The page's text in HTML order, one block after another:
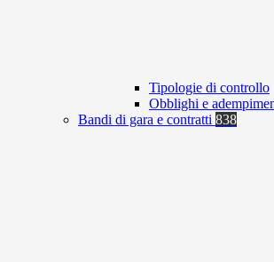
Tipologie di controllo
Obblighi e
Bandi di gara e contratti 838